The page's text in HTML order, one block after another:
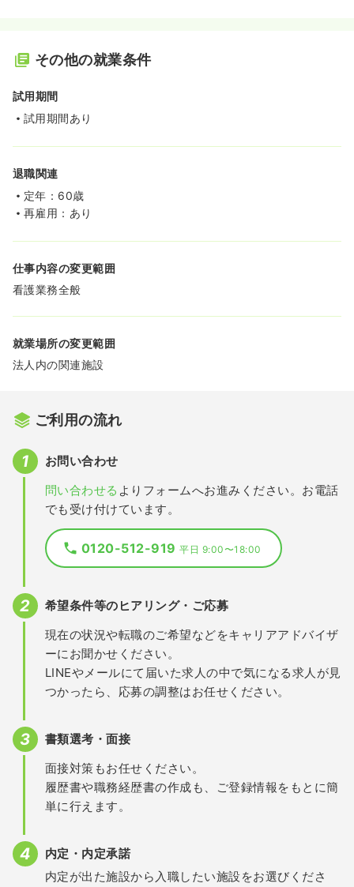
その他の就業条件
試用期間
試用期間あり
退職関連
定年：60歳
再雇用：あり
仕事内容の変更範囲
看護業務全般
就業場所の変更範囲
法人内の関連施設
ご利用の流れ
お問い合わせ
問い合わせる よりフォームへお進みください。お電話
でも受け付けています。
0120-512-919平日 9:00〜18:00
希望条件等のヒアリング・ご応募
現在の状況や転職のご希望などをキャリアアドバイザ
ーにお聞かせください。
LINEやメールにて届いた求人の中で気になる求人が見
つかったら、応募の調整はお任せください。
書類選考・面接
面接対策もお任せください。
履歴書や職務経歴書の作成も、ご登録情報をもとに簡
単に行えます。
内定・内定承諾
内定が出た施設から入職したい施設をお選びくださ